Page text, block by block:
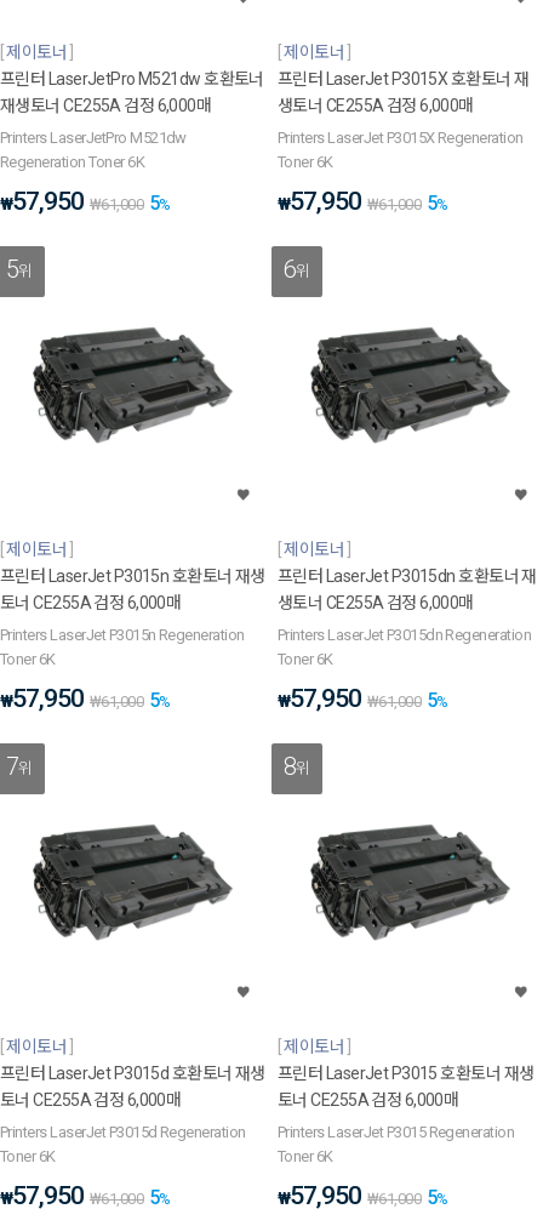
제이토너
프린터 LaserJetPro M521dw 호환토너
재생토너 CE255A 검정 6,000매
Printers LaserJetPro M521dw
Regeneration Toner 6K
₩57,950 ₩61,000 5%
제이토너
프린터 LaserJet P3015X 호환토너 재
생토너 CE255A 검정 6,000매
Printers LaserJet P3015X Regeneration
Toner 6K
₩57,950 ₩61,000 5%
5위
제이토너
프린터 LaserJet P3015n 호환토너 재생
토너 CE255A 검정 6,000매
Printers LaserJet P3015n Regeneration
Toner 6K
₩57,950 ₩61,000 5%
6위
제이토너
프린터 LaserJet P3015dn 호환토너 재
생토너 CE255A 검정 6,000매
Printers LaserJet P3015dn Regeneration
Toner 6K
₩57,950 ₩61,000 5%
7위
제이토너
프린터 LaserJet P3015d 호환토너 재생
토너 CE255A 검정 6,000매
Printers LaserJet P3015d Regeneration
Toner 6K
₩57,950 ₩61,000 5%
8위
제이토너
프린터 LaserJet P3015 호환토너 재생
토너 CE255A 검정 6,000매
Printers LaserJet P3015 Regeneration
Toner 6K
₩57,950 ₩61,000 5%